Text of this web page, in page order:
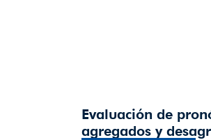
Evaluación de
agregados y